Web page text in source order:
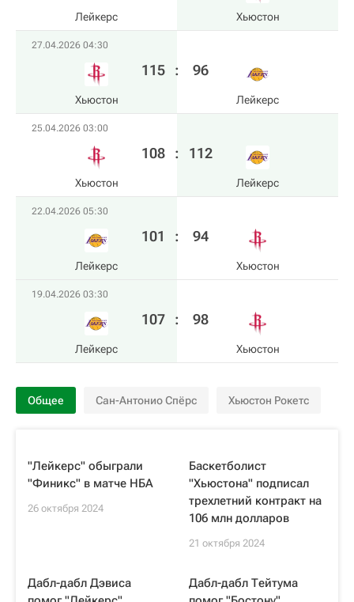
Лейкерс Хьюстон
27.04.2026 04:30
Хьюстон
115 : 96
Лейкерс
25.04.2026 03:00
Хьюстон
108 : 112
Лейкерс
22.04.2026 05:30
Лейкерс
101 : 94
Хьюстон
19.04.2026 03:30
Лейкерс
107 : 98
Хьюстон
Общее Сан-Антонио Спёрс Хьюстон Рокетс
"Лейкерс" обыграли
"Финикс" в матче НБА
26 октября 2024
Баскетболист
"Хьюстона" подписал
трехлетний контракт на
106 млн долларов
21 октября 2024
Дабл-дабл Дэвиса
Дабл-дабл Тейтума